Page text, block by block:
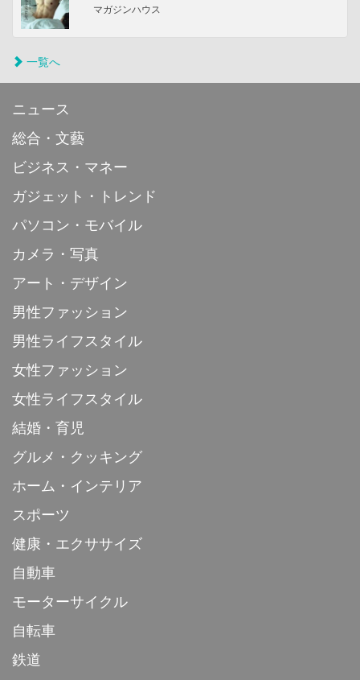
マガジンハウス
一覧へ
ニュース
総合・文藝
ビジネス・マネー
ガジェット・トレンド
パソコン・モバイル
カメラ・写真
アート・デザイン
男性ファッション
男性ライフスタイル
女性ファッション
女性ライフスタイル
結婚・育児
グルメ・クッキング
ホーム・インテリア
スポーツ
健康・エクササイズ
自動車
モーターサイクル
自転車
鉄道